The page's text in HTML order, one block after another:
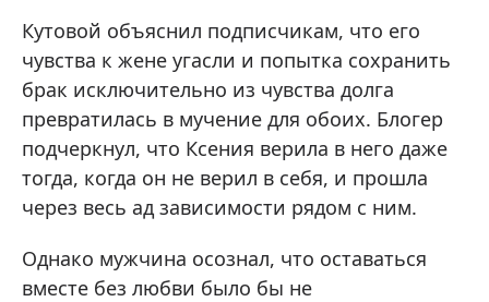
Кутовой объяснил подписчикам, что его
чувства к жене угасли и попытка сохранить
брак исключительно из чувства долга
превратилась в мучение для обоих. Блогер
подчеркнул, что Ксения верила в него даже
тогда, когда он не верил в себя, и прошла
через весь ад зависимости рядом с ним.
Однако мужчина осознал, что оставаться
вместе без любви было бы не